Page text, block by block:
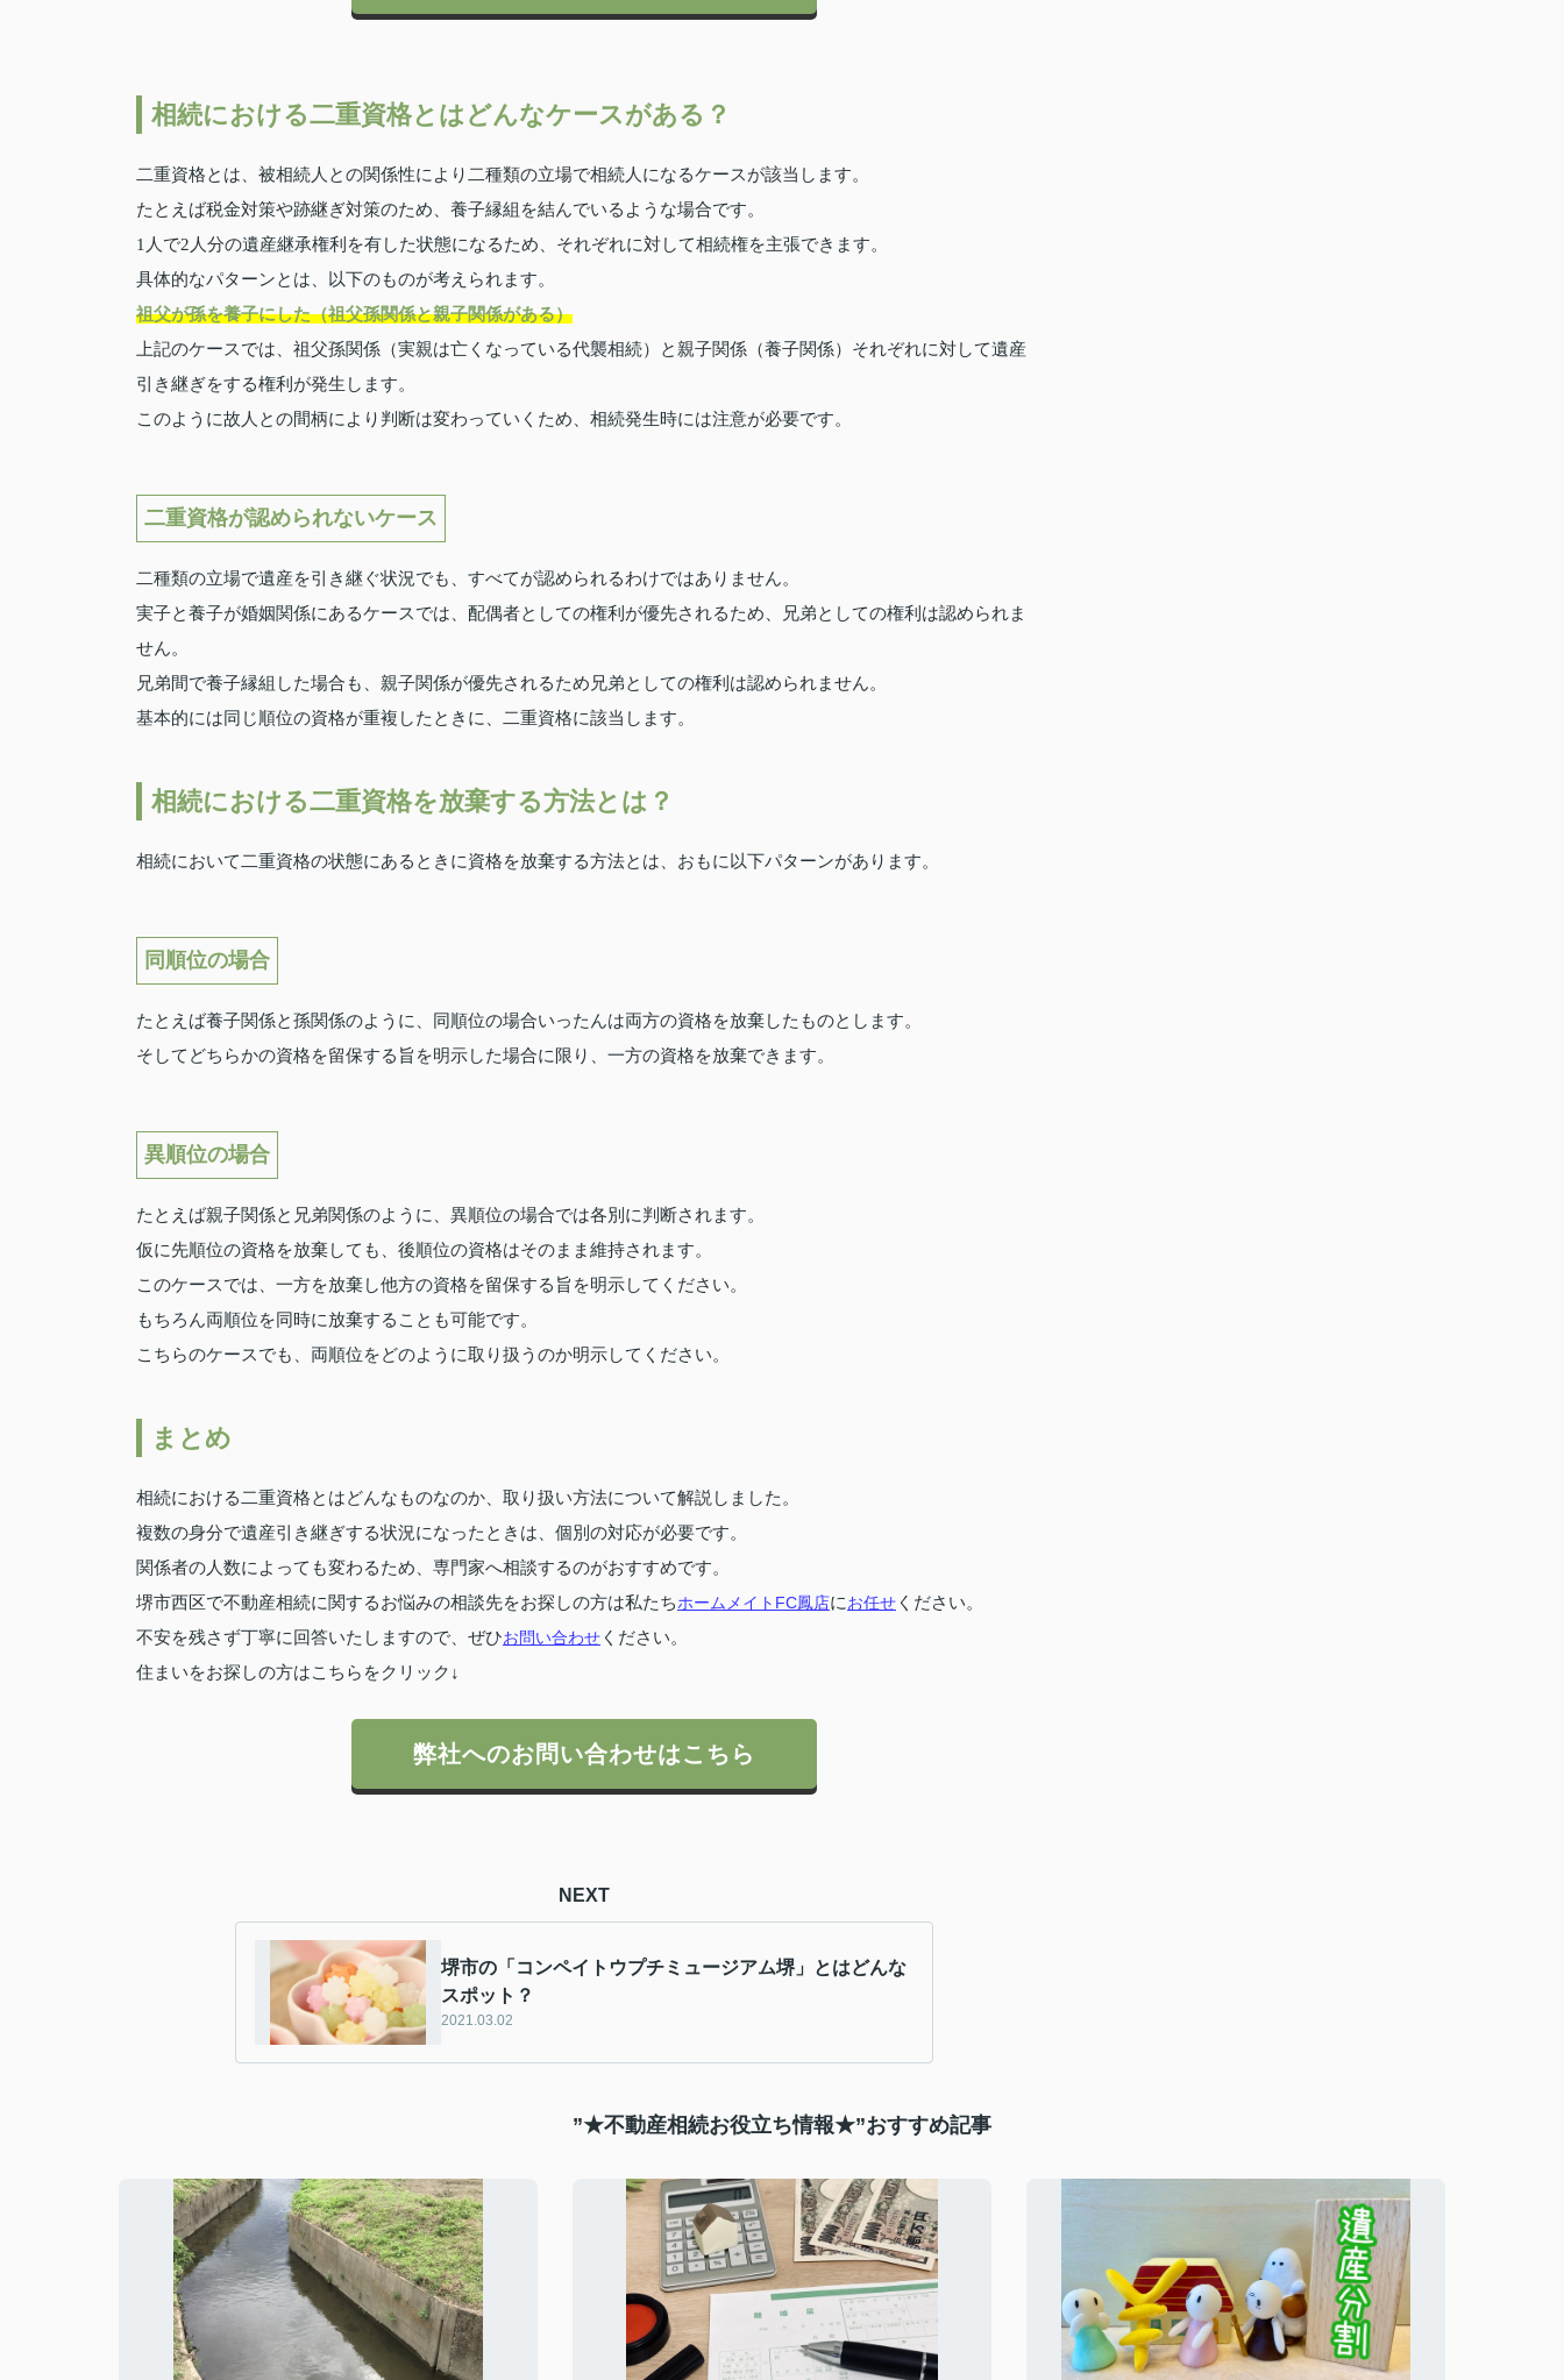
相続における二重資格とはどんなケースがある？
二重資格とは、被相続人との関係性により二種類の立場で相続人になるケースが該当します。
たとえば税金対策や跡継ぎ対策のため、養子縁組を結んでいるような場合です。
1人で2人分の遺産継承権利を有した状態になるため、それぞれに対して相続権を主張できます。
具体的なパターンとは、以下のものが考えられます。
祖父が孫を養子にした（祖父孫関係と親子関係がある）
上記のケースでは、祖父孫関係（実親は亡くなっている代襲相続）と親子関係（養子関係）それぞれに対して遺産
引き継ぎをする権利が発生します。
このように故人との間柄により判断は変わっていくため、相続発生時には注意が必要です。
二重資格が認められないケース
二種類の立場で遺産を引き継ぐ状況でも、すべてが認められるわけではありません。
実子と養子が婚姻関係にあるケースでは、配偶者としての権利が優先されるため、兄弟としての権利は認められま
せん。
兄弟間で養子縁組した場合も、親子関係が優先されるため兄弟としての権利は認められません。
基本的には同じ順位の資格が重複したときに、二重資格に該当します。
相続における二重資格を放棄する方法とは？
相続において二重資格の状態にあるときに資格を放棄する方法とは、おもに以下パターンがあります。
同順位の場合
たとえば養子関係と孫関係のように、同順位の場合いったんは両方の資格を放棄したものとします。
そしてどちらかの資格を留保する旨を明示した場合に限り、一方の資格を放棄できます。
異順位の場合
たとえば親子関係と兄弟関係のように、異順位の場合では各別に判断されます。
仮に先順位の資格を放棄しても、後順位の資格はそのまま維持されます。
このケースでは、一方を放棄し他方の資格を留保する旨を明示してください。
もちろん両順位を同時に放棄することも可能です。
こちらのケースでも、両順位をどのように取り扱うのか明示してください。
まとめ
相続における二重資格とはどんなものなのか、取り扱い方法について解説しました。
複数の身分で遺産引き継ぎする状況になったときは、個別の対応が必要です。
関係者の人数によっても変わるため、専門家へ相談するのがおすすめです。
堺市西区で不動産相続に関するお悩みの相談先をお探しの方は私たちホームメイトFC鳳店にお任せ ください。
不安を残さず丁寧に回答いたしますので、ぜひお問い合わせ ください。
住まいをお探しの方はこちらをクリック↓
弊社へのお問い合わせはこちら
NEXT
堺市の「コンペイトウプチミュージアム堺」とはどんな
スポット？
2021.03.02
”★不動産相続お役立ち情報★”おすすめ記事